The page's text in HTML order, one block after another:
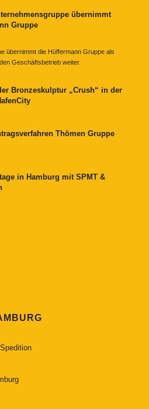
übernimmt
Gruppe
übernimmt die Hüffermann Gruppe als
Geschäftsbetrieb weiter.
Bronzeskulptur „Crush“ in der
Thömen Gruppe
in Hamburg mit SPMT &